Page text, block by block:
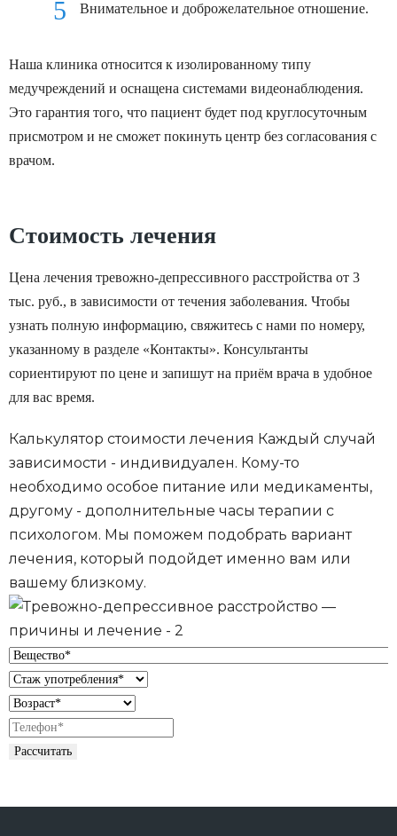
Внимательное и доброжелательное отношение.
Наша клиника относится к изолированному типу
медучреждений и оснащена системами видеонаблюдения.
Это гарантия того, что пациент будет под круглосуточным
присмотром и не сможет покинуть центр без согласования с
врачом.
Стоимость лечения
Цена лечения тревожно-депрессивного расстройства от 3
тыс. руб., в зависимости от течения заболевания. Чтобы
узнать полную информацию, свяжитесь с нами по номеру,
указанному в разделе «Контакты». Консультанты
сориентируют по цене и запишут на приём врача в удобное
для вас время.
Калькулятор стоимости лечения Каждый случай
зависимости - индивидуален. Кому-то
необходимо особое питание или медикаменты,
другому - дополнительные часы терапии с
психологом. Мы поможем подобрать вариант
лечения, который подойдет именно вам или
вашему близкому.
Рассчитать